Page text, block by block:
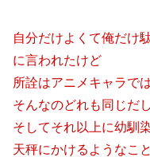
自分だけよくて俺だけ
に言われたけど
所詮はアニメキャラで
そんなのどれも同じだ
そしてそれ以上に幼馴
天秤にかけるようなこ